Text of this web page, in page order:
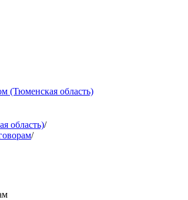
(Тюменская область)
область)/
/